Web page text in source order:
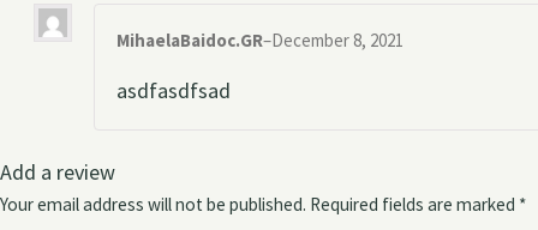
MihaelaBaidoc.GR–December 8, 2021
asdfasdfsad
Add a review
Your email address will not be published. Required fields are marked *